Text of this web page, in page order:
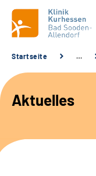
Unsere Klinik
Unsere Angebote
Service
Startseite …
Aktuelles